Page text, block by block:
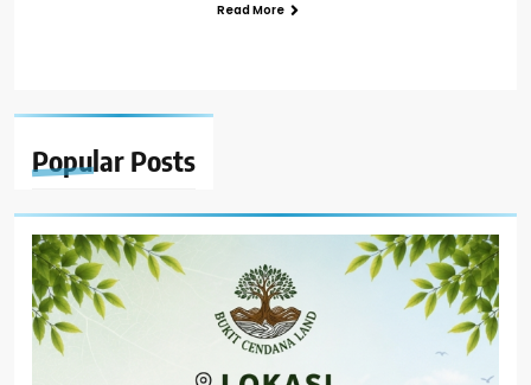
Popular Posts
Read More